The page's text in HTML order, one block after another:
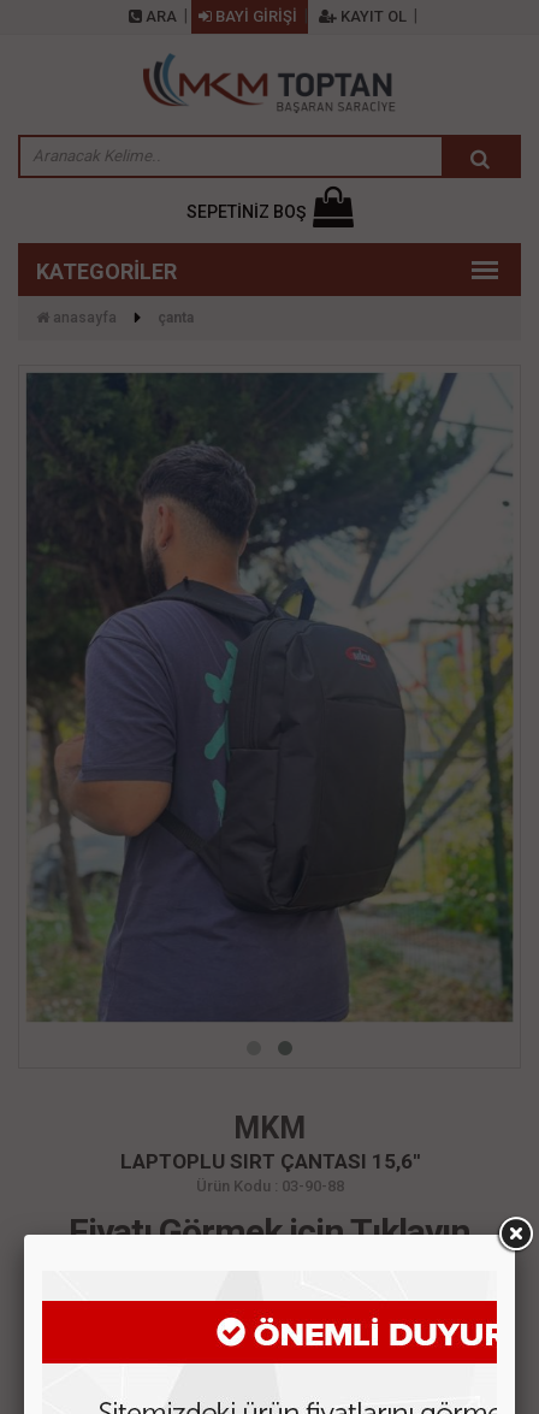
ARA BAYİ GİRİŞİ KAYIT OL
SEPETİNİZ BOŞ
anasayfa çanta
MKM
LAPTOPLU SIRT ÇANTASI 15,6''
Ürün Kodu : 03-90-88
Fiyatı Görmek için Tıklayın
ÜRÜN AÇIKLAMASI
MÜŞTERİ YORUMLARI